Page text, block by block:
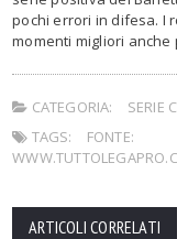
pochi errori in difesa. I
momenti migliori
CATEGORIA:
SERIE C
TAGS:
FONTE:
ARTICOLI CORRELATI